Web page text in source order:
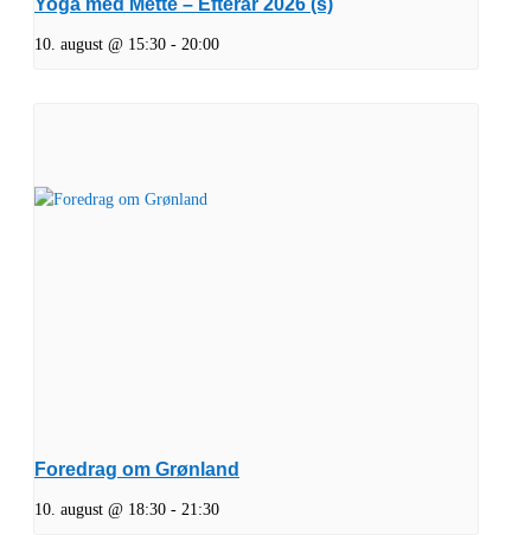
Yoga med Mette – Efterår 2026 (s)
10. august @ 15:30 - 20:00
Foredrag om Grønland
10. august @ 18:30 - 21:30